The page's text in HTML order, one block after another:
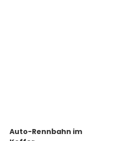
Auto-Rennbahn im